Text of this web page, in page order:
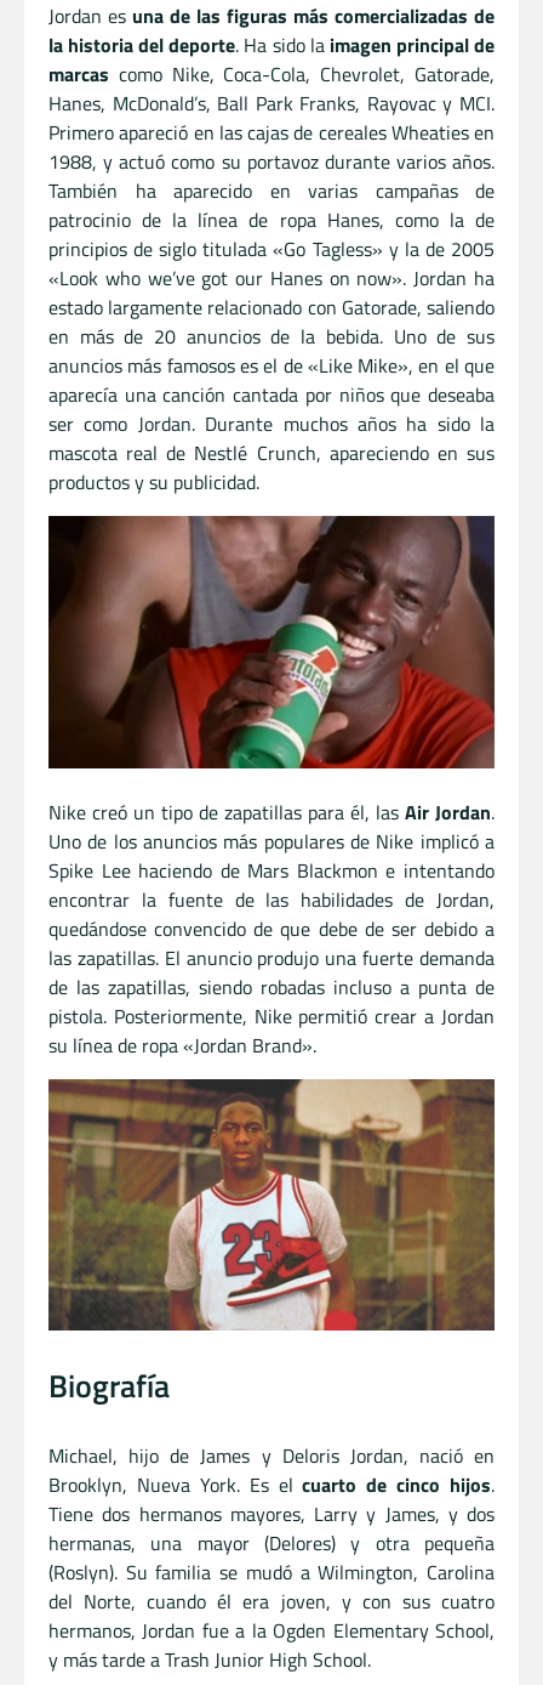
Jordan es una de las figuras más comercializadas de
la historia del deporte. Ha sido la imagen principal de
marcas como Nike, Coca-Cola, Chevrolet, Gatorade,
Hanes, McDonald’s, Ball Park Franks, Rayovac y MCI.
Primero apareció en las cajas de cereales Wheaties en
1988, y actuó como su portavoz durante varios años.
También ha aparecido en varias campañas de
patrocinio de la línea de ropa Hanes, como la de
principios de siglo titulada «Go Tagless» y la de 2005
«Look who we’ve got our Hanes on now». Jordan ha
estado largamente relacionado con Gatorade, saliendo
en más de 20 anuncios de la bebida. Uno de sus
anuncios más famosos es el de «Like Mike», en el que
aparecía una canción cantada por niños que deseaba
ser como Jordan. Durante muchos años ha sido la
mascota real de Nestlé Crunch, apareciendo en sus
productos y su publicidad.
Nike creó un tipo de zapatillas para él, las Air Jordan.
Uno de los anuncios más populares de Nike implicó a
Spike Lee haciendo de Mars Blackmon e intentando
encontrar la fuente de las habilidades de Jordan,
quedándose convencido de que debe de ser debido a
las zapatillas. El anuncio produjo una fuerte demanda
de las zapatillas, siendo robadas incluso a punta de
pistola. Posteriormente, Nike permitió crear a Jordan
su línea de ropa «Jordan Brand».
Biografía
Michael, hijo de James y Deloris Jordan, nació en
Brooklyn, Nueva York. Es elcuarto de cinco hijos.
Tiene dos hermanos mayores, Larry y James, y dos
hermanas, una mayor (Delores) y otra pequeña
(Roslyn). Su familia se mudó a Wilmington, Carolina
del Norte, cuando él era joven, y con sus cuatro
hermanos, Jordan fue a la Ogden Elementary School,
y más tarde a Trash Junior High School.